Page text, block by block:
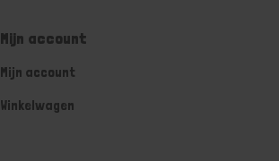
Mijn account
Mijn account
Winkelwagen